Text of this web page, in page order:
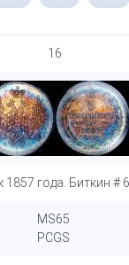
16
1857 года. Биткин #
MS65
PCGS